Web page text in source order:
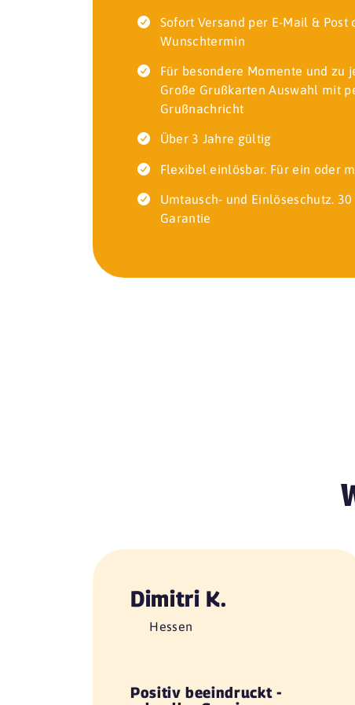
Sofort Versand per E-Mail & Post
Wunschtermin
Für besondere Momente und zu
Große Grußkarten Auswahl mit
Grußnachricht
Über 3 Jahre gültig
Flexibel einlösbar. Für ein oder
Umtausch- und Einlöseschutz.
Garantie
Dimitri K.
Hessen
Positiv beeindruckt -